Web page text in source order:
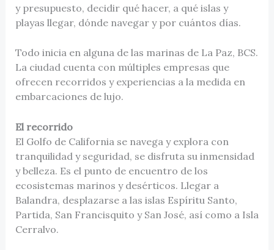
y presupuesto, decidir qué hacer, a qué islas y
playas llegar, dónde navegar y por cuántos días.
Todo inicia en alguna de las marinas de La Paz, BCS.
La ciudad cuenta con múltiples empresas que
ofrecen recorridos y experiencias a la medida en
embarcaciones de lujo.
El recorrido
El Golfo de California se navega y explora con
tranquilidad y seguridad, se disfruta su inmensidad
y belleza. Es el punto de encuentro de los
ecosistemas marinos y desérticos. Llegar a
Balandra, desplazarse a las islas Espíritu Santo,
Partida, San Francisquito y San José, así como a Isla
Cerralvo.